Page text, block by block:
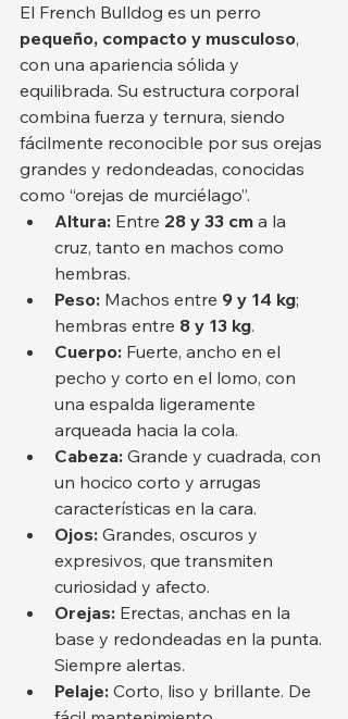
El French Bulldog es un perro
pequeño, compacto y musculoso,
con una apariencia sólida y
equilibrada. Su estructura corporal
combina fuerza y ternura, siendo
fácilmente reconocible por sus orejas
grandes y redondeadas, conocidas
como “orejas de murciélago”.
Altura: Entre 28 y 33 cm a la
cruz, tanto en machos como
hembras.
Peso: Machos entre 9 y 14 kg;
hembras entre 8 y 13 kg.
Cuerpo: Fuerte, ancho en el
pecho y corto en el lomo, con
una espalda ligeramente
arqueada hacia la cola.
Cabeza: Grande y cuadrada, con
un hocico corto y arrugas
características en la cara.
Ojos: Grandes, oscuros y
expresivos, que transmiten
curiosidad y afecto.
Orejas: Erectas, anchas en la
base y redondeadas en la punta.
Siempre alertas.
Pelaje: Corto, liso y brillante. De